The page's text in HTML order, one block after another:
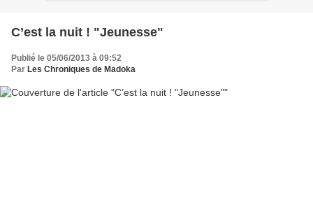
C’est la nuit ! "Jeunesse"
Publié le 05/06/2013 à 09:52
Par Les Chroniques de Madoka